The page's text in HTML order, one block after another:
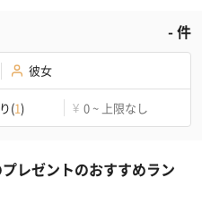
-件
彼女
(1) ¥ 0 ~ 上限なし
レゼントのおすすめラン